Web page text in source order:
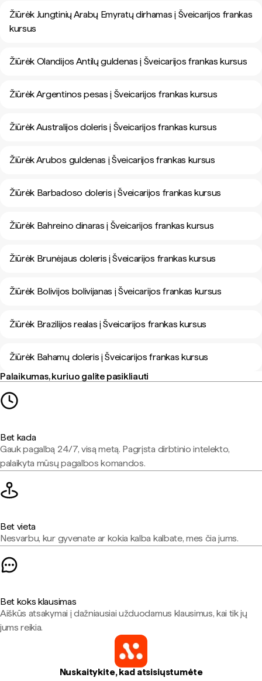
Žiūrėk Jungtinių Arabų Emyratų dirhamas į Šveicarijos frankas
kursus
Žiūrėk Olandijos Antilų guldenas į Šveicarijos frankas kursus
Žiūrėk Argentinos pesas į Šveicarijos frankas kursus
Žiūrėk Australijos doleris į Šveicarijos frankas kursus
Žiūrėk Arubos guldenas į Šveicarijos frankas kursus
Žiūrėk Barbadoso doleris į Šveicarijos frankas kursus
Žiūrėk Bahreino dinaras į Šveicarijos frankas kursus
Žiūrėk Brunėjaus doleris į Šveicarijos frankas kursus
Žiūrėk Bolivijos bolivijanas į Šveicarijos frankas kursus
Žiūrėk Brazilijos realas į Šveicarijos frankas kursus
Žiūrėk Bahamų doleris į Šveicarijos frankas kursus
Palaikumas, kuriuo galite pasikliauti
Bet kada
Gauk pagalbą 24/7, visą metą. Pagrįsta dirbtinio intelekto,
palaikyta mūsų pagalbos komandos.
Bet vieta
Nesvarbu, kur gyvenate ar kokia kalba kalbate, mes čia jums.
Bet koks klausimas
Aiškūs atsakymai į dažniausiai užduodamus klausimus, kai tik jų
jums reikia.
Nuskaitykite, kad atsisiųstumėte